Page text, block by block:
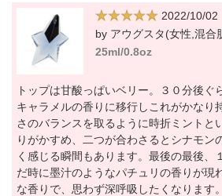
2022/10/02
by アウグスタ(女性,混合
25ml/0.8oz
トップは甘酸っぱいベリー。３０分後ぐ
キャラメルの香りに移行しこれがかなり
さのバランスを取るように時折ミントと
りがかすめ、二つが合わさるとシナモン
く感じる瞬間もあります。最後の最後、
だ時に墨汁のようなパチュリの香りが現
な香りで、思わず深呼吸したくなります。